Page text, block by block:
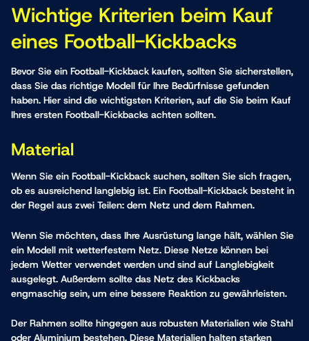
Wichtige Kriterien beim Kauf
eines Football-Kickbacks
Bevor Sie ein Football-Kickback kaufen, sollten Sie sicherstellen,
dass Sie das richtige Modell für Ihre Bedürfnisse gefunden
haben. Hier sind die wichtigsten Kriterien, auf die Sie beim Kauf
Ihres ersten Football-Kickbacks achten sollten.
Material
Wenn Sie ein Football-Kickback suchen, sollten Sie sich fragen,
ob es ausreichend langlebig ist. Ein Football-Kickback besteht in
der Regel aus zwei Teilen: dem Netz und dem Rahmen.
Wenn Sie möchten, dass Ihre Ausrüstung lange hält, wählen Sie
ein Modell mit wetterfestem Netz. Diese Netze können bei
jedem Wetter verwendet werden und sind auf Langlebigkeit
ausgelegt. Außerdem sollte das Netz des Kickbacks
engmaschig sein, um eine bessere Reaktion zu gewährleisten.
Der Rahmen sollte hingegen aus robusten Materialien wie Stahl
oder Aluminium bestehen. Diese Materialien halten starken